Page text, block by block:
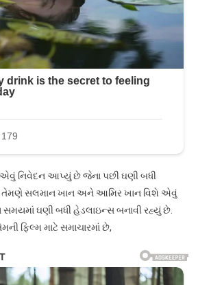
નિવેદન આપ્યું છે જેના પછી ઘણી બધી
તેમણે સલમાન ખાન અને આમિર ખાન વિશે એવું
ઘણી બધી હેડલાઇન્સ બનાવી રહ્યું છે.
ફિલ્મ માટે સમાચારમાં છે,